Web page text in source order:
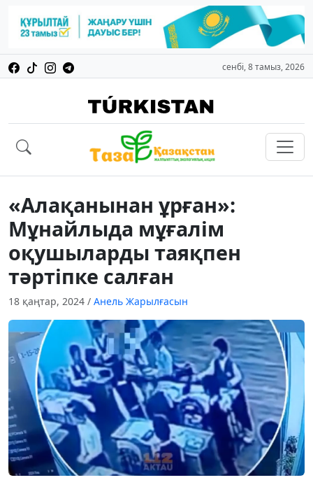
сенбі, 8 тамыз, 2026
«Алақанынан ұрған»:
Мұнайлыда мұғалім
оқушыларды таяқпен
тәртіпке салған
18 қаңтар, 2024 / Анель Жарылғасын